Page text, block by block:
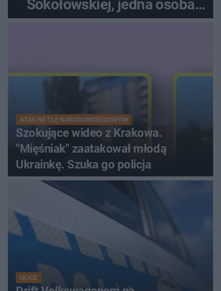
Sokołowskiej, jedna osoba
ATAK NA TLE NARODOWOŚCIOWYM
Szokujące wideo z Krakowa.
"Mięśniak" zaatakował młodą
Ukrainkę. Szuka go policja
ULICE